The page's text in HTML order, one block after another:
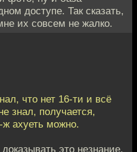
доступе. Так сказать,
их совсем не жалко.
что нет 16-ти и всё
знал, получается,
ж ахуеть можно.
это незнание,